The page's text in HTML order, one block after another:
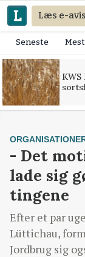
Læs e-
Seneste
- Det
lade sig
tingene
Efter et par
Lüttichau,
Jordbrug sig